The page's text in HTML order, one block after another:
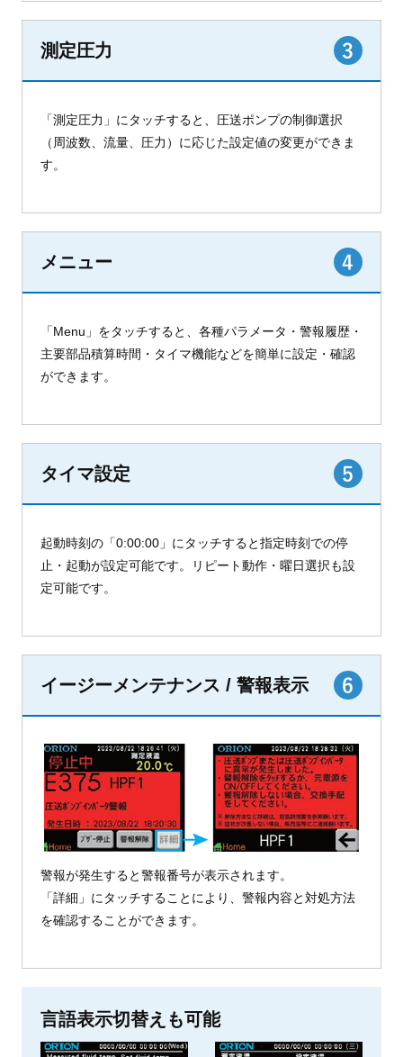
測定圧力
「測定圧力」にタッチすると、圧送ポンプの制御選択
（周波数、流量、圧力）に応じた設定値の変更ができま
す。
メニュー
「Menu」をタッチすると、各種パラメータ・警報履歴・
主要部品積算時間・タイマ機能などを簡単に設定・確認
ができます。
タイマ設定
起動時刻の「0:00:00」にタッチすると指定時刻での停
止・起動が設定可能です。リピート動作・曜日選択も設
定可能です。
イージーメンテナンス / 警報表示
警報が発生すると警報番号が表示されます。
「詳細」にタッチすることにより、警報内容と対処方法
を確認することができます。
言語表示切替えも可能